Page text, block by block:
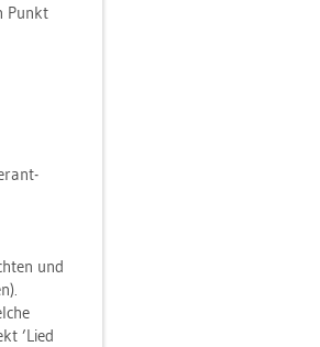
Punkt
und
’Lied